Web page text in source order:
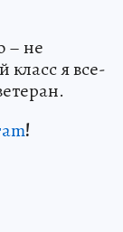
– не
класс я все-
!